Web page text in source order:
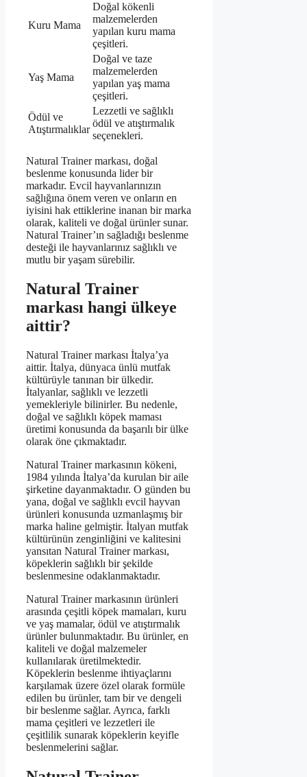
Kuru Mama
Doğal kökenli
malzemelerden
yapılan kuru mama
çeşitleri.
Yaş Mama
Doğal ve taze
malzemelerden
yapılan yaş mama
çeşitleri.
Ödül ve
Atıştırmalıklar
Lezzetli ve sağlıklı
ödül ve atıştırmalık
seçenekleri.
Natural Trainer markası, doğal
beslenme konusunda lider bir
markadır. Evcil hayvanlarınızın
sağlığına önem veren ve onların en
iyisini hak ettiklerine inanan bir marka
olarak, kaliteli ve doğal ürünler sunar.
Natural Trainer’ın sağladığı beslenme
desteği ile hayvanlarınız sağlıklı ve
mutlu bir yaşam sürebilir.
Natural Trainer
markası hangi ülkeye
aittir?
Natural Trainer markası İtalya’ya
aittir. İtalya, dünyaca ünlü mutfak
kültürüyle tanınan bir ülkedir.
İtalyanlar, sağlıklı ve lezzetli
yemekleriyle bilinirler. Bu nedenle,
doğal ve sağlıklı köpek maması
üretimi konusunda da başarılı bir ülke
olarak öne çıkmaktadır.
Natural Trainer markasının kökeni,
1984 yılında İtalya’da kurulan bir aile
şirketine dayanmaktadır. O günden bu
yana, doğal ve sağlıklı evcil hayvan
ürünleri konusunda uzmanlaşmış bir
marka haline gelmiştir. İtalyan mutfak
kültürünün zenginliğini ve kalitesini
yansıtan Natural Trainer markası,
köpeklerin sağlıklı bir şekilde
beslenmesine odaklanmaktadır.
Natural Trainer markasının ürünleri
arasında çeşitli köpek mamaları, kuru
ve yaş mamalar, ödül ve atıştırmalık
ürünler bulunmaktadır. Bu ürünler, en
kaliteli ve doğal malzemeler
kullanılarak üretilmektedir.
Köpeklerin beslenme ihtiyaçlarını
karşılamak üzere özel olarak formüle
edilen bu ürünler, tam bir ve dengeli
bir beslenme sağlar. Ayrıca, farklı
mama çeşitleri ve lezzetleri ile
çeşitlilik sunarak köpeklerin keyifle
beslenmelerini sağlar.